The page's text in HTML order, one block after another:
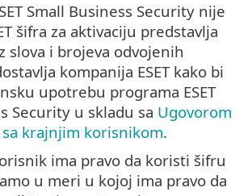
Small Business Security nije
šifra za aktivaciju predstavlja
slova i brojeva odvojenih
kompanija ESET kako bi
upotrebu programa ESET
Security u skladu sa Ugovorom
krajnjim korisnikom.
ima pravo da koristi šifru
u meri u kojoj ima pravo da